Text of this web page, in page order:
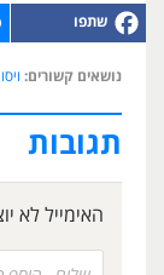
נושאים קשורים:
תגובות
האימייל לא